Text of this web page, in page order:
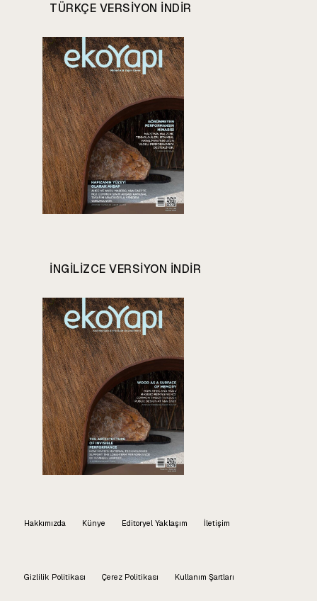
TÜRKÇE VERSIYON INDIR
INGILIZCE VERSIYON INDIR
Hakkımızda Künye Editoryel Yaklaşım İletişim
Gizlilik Politikası Çerez Politikası Kullanım Şartları